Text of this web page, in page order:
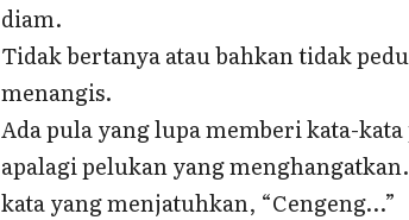
diam.
Tidak bertanya atau bahkan tidak
menangis.
Ada pula yang lupa memberi kata-
apalagi pelukan yang
kata yang menjatuhkan, “Cengeng…”